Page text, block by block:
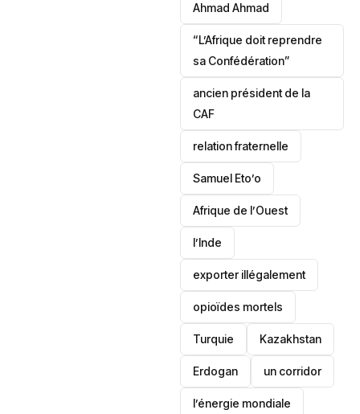
‎Ahmad Ahmad
“L’Afrique doit reprendre
sa Confédération”
ancien président de la
CAF
relation fraternelle
Samuel Eto’o
Afrique de l’Ouest
l’Inde
exporter illégalement
opioïdes mortels
‎Turquie Kazakhstan
Erdogan un corridor
l’énergie mondiale